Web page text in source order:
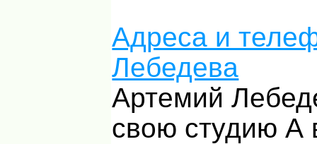
Адреса и
Лебедева
Артемий
свою студию А